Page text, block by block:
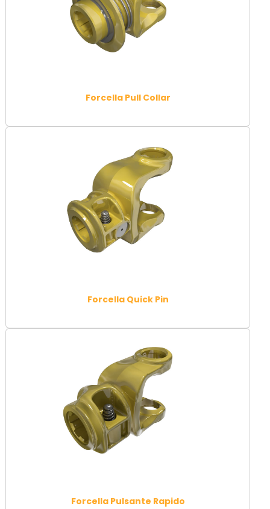
Forcella Pull Collar
Forcella Quick Pin
Forcella Pulsante Rapido